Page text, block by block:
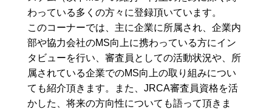
わっている多くの方々に登録頂いています。
このコーナーでは、主に企業に所属され、企業内
部や協力会社のMS向上に携わっている方にイン
タビューを行い、審査員としての活動状況や、所
属されている企業でのMS向上の取り組みについ
ても紹介頂きます。また、JRCA審査員資格を活
かした、将来の方向性についても語って頂きま